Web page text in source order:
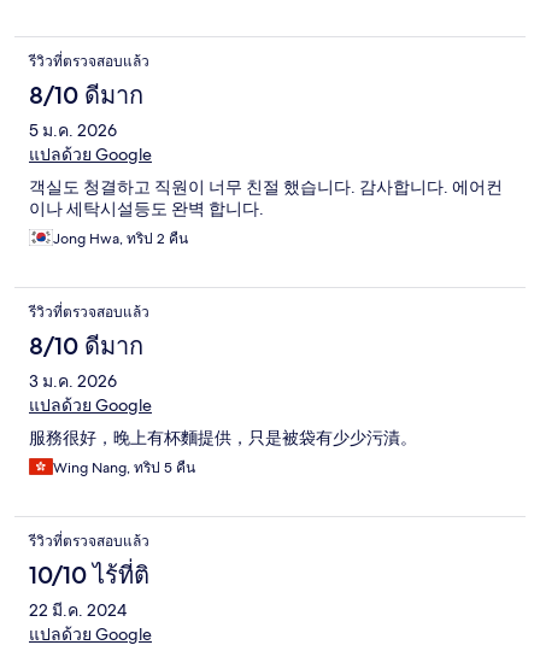
รีวิวที่ตรวจสอบแล้ว
8/10 ดีมาก
5 ม.ค. 2026
แปลด้วย Google
객실도 청결하고 직원이 너무 친절 했습니다. 감사합니다. 에어컨
이나 세탁시설등도 완벽 합니다.
Jong Hwa, ทริป 2 คืน
รีวิวที่ตรวจสอบแล้ว
8/10 ดีมาก
3 ม.ค. 2026
แปลด้วย Google
服務很好，晚上有杯麵提供，只是被袋有少少污漬。
Wing Nang, ทริป 5 คืน
รีวิวที่ตรวจสอบแล้ว
10/10 ไร้ที่ติ
22 มี.ค. 2024
แปลด้วย Google